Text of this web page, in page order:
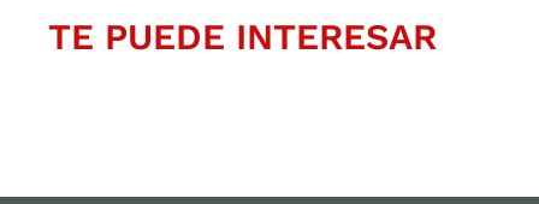
TE PUEDE INTERESAR